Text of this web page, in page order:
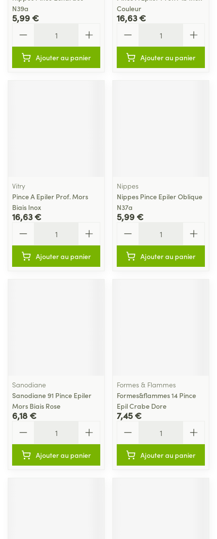
N39a
5,99 €
Ajouter au panier
Couleur
16,63 €
Ajouter au panier
Vitry
Pince A Epiler Prof. Mors
Biais Inox
16,63 €
Ajouter au panier
Nippes
Nippes Pince Epiler Oblique
N37a
5,99 €
Ajouter au panier
Sanodiane
Sanodiane 91 Pince Epiler
Mors Biais Rose
6,18 €
Ajouter au panier
Formes & Flammes
Formes&flammes 14 Pince
Epil Crabe Dore
7,45 €
Ajouter au panier